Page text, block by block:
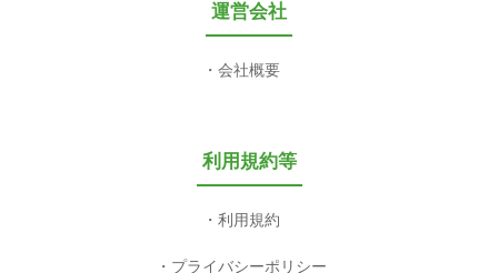
運営会社
会社概要
利用規約等
利用規約
プライバシーポリシー